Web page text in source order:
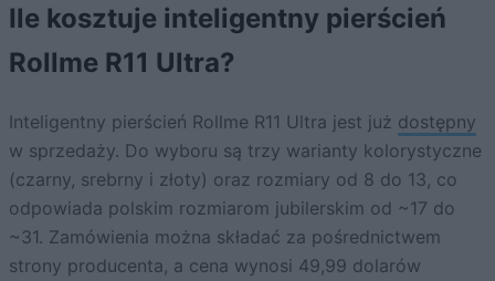
Ile kosztuje inteligentny pierścień
Rollme R11 Ultra?
Inteligentny pierścień Rollme R11 Ultra jest już dostępny
w sprzedaży. Do wyboru są trzy warianty kolorystyczne
(czarny, srebrny i złoty) oraz rozmiary od 8 do 13, co
odpowiada polskim rozmiarom jubilerskim od ~17 do
~31. Zamówienia można składać za pośrednictwem
strony producenta, a cena wynosi 49,99 dolarów